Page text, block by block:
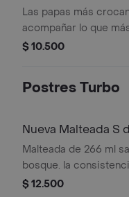
Las papas más
acompañar lo que
$ 10.500
Postres Turbo
Nueva Malteada S
Bosque
Malteada de 266 ml
bosque. la
producto puede variar
$ 12.500